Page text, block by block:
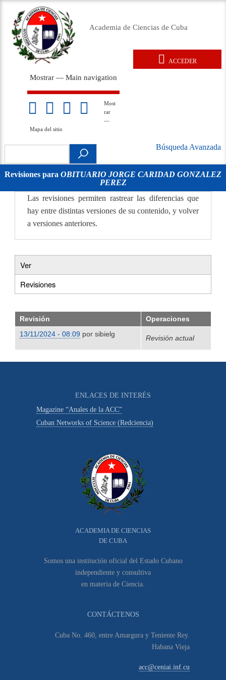
contenido
Academia de Ciencias de Cuba
Main
navigation
Mostrar — Main navigation
Inicio
Acerca de
Membresía
Premios
Eventos
Relaciones exteriores
Documentos legales
Repositorio
Noticias
sitio
Most
rar
—
Mapa del sitio
ACCEDER
Avanzada
Búsqueda Avanzada
Revisiones para OBITUARIO JORGE CARIDAD GONZALEZ
PEREZ
Las revisiones permiten rastrear las diferencias que
hay entre distintas versiones de su contenido, y volver
a versiones anteriores.
Primary
tabs
Ver
Revisiones(solapa
Revisión
Operaciones
13/11/2024 - 08:09por sibielg
Revisión actual
ENLACES DE INTERÉS
Magazine “Anales de la ACC”
Cuban Networks of Science (Redciencia)
ACADEMIA DE CIENCIAS
DE CUBA
Somos una institución oficial del Estado Cubano
independiente y consultiva
en materia de Ciencia.
CONTÁCTENOS
Cuba No. 460, entre Amargura y Teniente Rey.
Habana Vieja
acc@ceniai.inf.cu